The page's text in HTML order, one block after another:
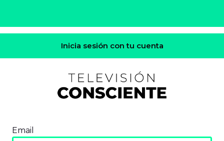
Inicia sesión con tu cuenta
Email